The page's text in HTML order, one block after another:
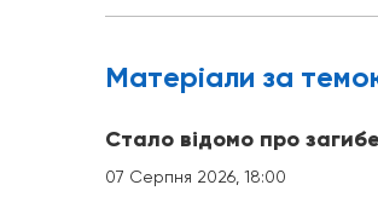
Матерiали за
Стало відомо про
07 Серпня 2026, 18:00